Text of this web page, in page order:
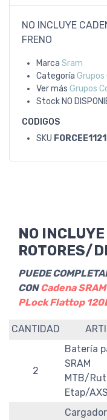
NO INCLUYE
FRENO
Marca Sram
Categoría
Ver más Grupos
Stock NO
CODIGOS
SKU
NO
ROTORES/
PUEDE
CONCadena
PLock Flattop
CANTIDAD
2
Batería
SRAM
MTB/
Etap/AXS